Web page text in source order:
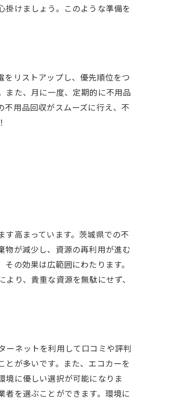
掛けましょう。このような準備を
リストアップし、優先順位をつ
また、月に一度、定期的に不用品
用品回収がスムーズに行え、不
高まっています。茨城県での不
物が減少し、資源の再利用が進む
の効果は広範囲にわたります。
り、貴重な資源を無駄にせず、
ーネットを利用して口コミや評判
が多いです。また、エコカーを
境に優しい選択が可能になりま
を選ぶことができます。環境に